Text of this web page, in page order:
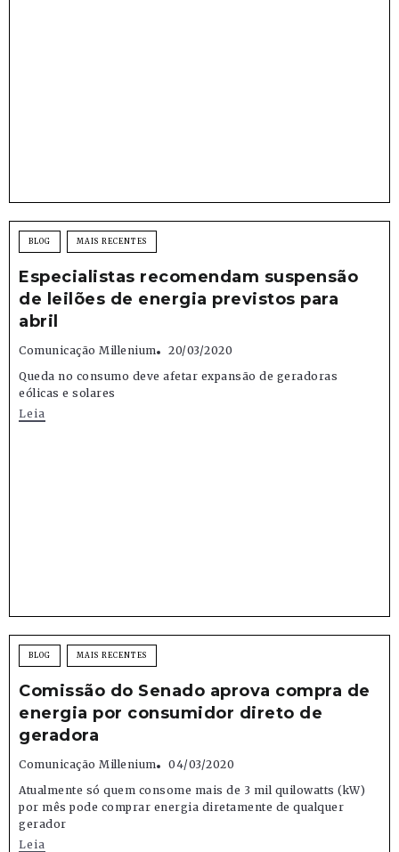
BLOG MAIS RECENTES
Especialistas recomendam suspensão
de leilões de energia previstos para
abril
Comunicação Millenium
20/03/2020
Queda no consumo deve afetar expansão de geradoras
eólicas e solares
Leia
BLOG MAIS RECENTES
Comissão do Senado aprova compra de
energia por consumidor direto de
geradora
Comunicação Millenium
04/03/2020
Atualmente só quem consome mais de 3 mil quilowatts (kW)
por mês pode comprar energia diretamente de qualquer
gerador
Leia